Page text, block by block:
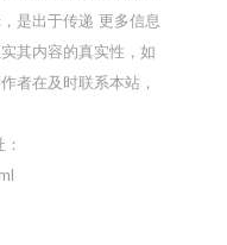
是出于传递 更多信息
其内容的真实性，如
者在及时联系本站，